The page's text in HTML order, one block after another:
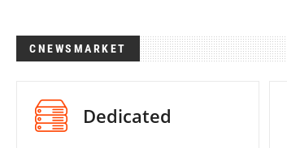
CNEWSMARKET
Dedicated